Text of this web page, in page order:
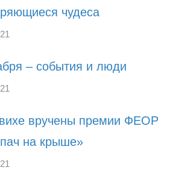
чудеса
– события и люди
вручены премии ФЕОР
на крыше»